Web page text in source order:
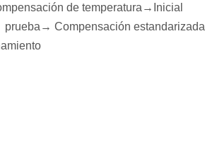
de temperatura→ nicial
prueba→ Compensación estandarizada